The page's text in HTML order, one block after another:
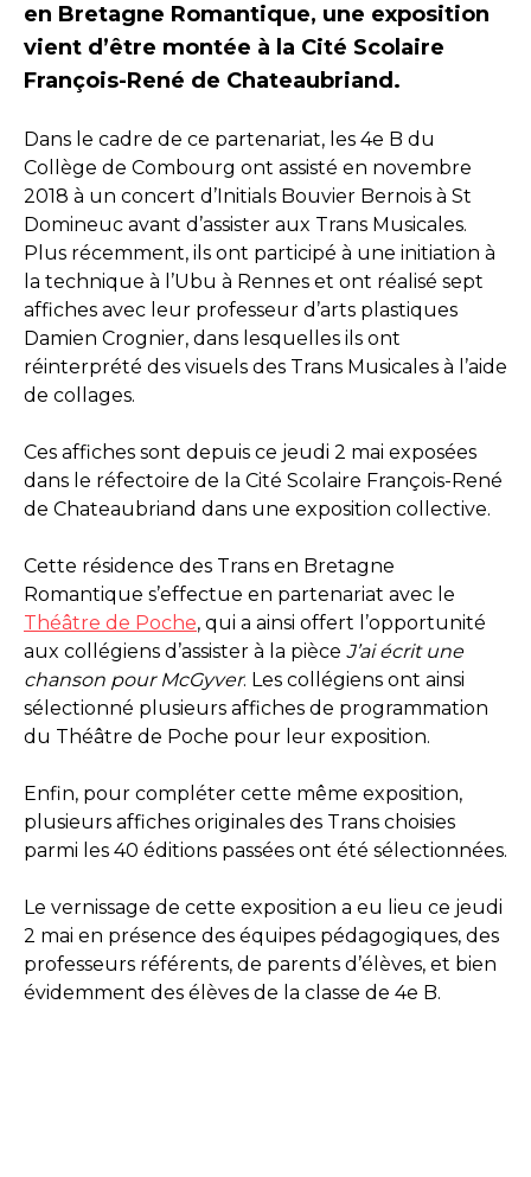
en Bretagne Romantique, une exposition
vient d’être montée à la Cité Scolaire
François-René de Chateaubriand.
Dans le cadre de ce partenariat, les 4e B du
Collège de Combourg ont assisté en novembre
2018 à un concert d’Initials Bouvier Bernois à St
Domineuc avant d’assister aux Trans Musicales.
Plus récemment, ils ont participé à une initiation à
la technique à l’Ubu à Rennes et ont réalisé sept
affiches avec leur professeur d’arts plastiques
Damien Crognier, dans lesquelles ils ont
réinterprété des visuels des Trans Musicales à l’aide
de collages.
Ces affiches sont depuis ce jeudi 2 mai exposées
dans le réfectoire de la Cité Scolaire François-René
de Chateaubriand dans une exposition collective.
Cette résidence des Trans en Bretagne
Romantique s’effectue en partenariat avec le
Théâtre de Poche, qui a ainsi offert l’opportunité
aux collégiens d’assister à la pièce J’ai écrit une
chanson pour McGyver. Les collégiens ont ainsi
sélectionné plusieurs affiches de programmation
du Théâtre de Poche pour leur exposition.
Enfin, pour compléter cette même exposition,
plusieurs affiches originales des Trans choisies
parmi les 40 éditions passées ont été sélectionnées.
Le vernissage de cette exposition a eu lieu ce jeudi
2 mai en présence des équipes pédagogiques, des
professeurs référents, de parents d’élèves, et bien
évidemment des élèves de la classe de 4e B.